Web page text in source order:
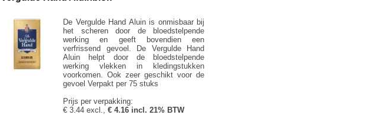
De Vergulde Hand Aluin is onmisbaar bij
het scheren door de bloedstelpende
werking en geeft bovendien een
verfrissend gevoel. De Vergulde Hand
Aluin helpt door de bloedstelpende
werking vlekken in kledingstukken
voorkomen. Ook zeer geschikt voor de
gevoel Verpakt per 75 stuks
Prijs per verpakking:
€ 3.44 excl., € 4.16 incl. 21% BTW